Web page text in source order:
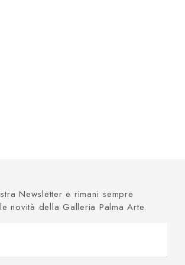
Newsletter e rimani sempre
novità della Galleria Palma Arte.